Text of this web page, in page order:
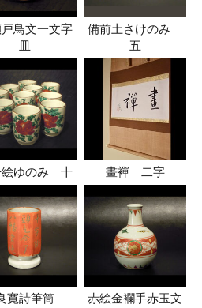
鳥文一文字
皿
備前土さけのみ
五
絵ゆのみ 十 畫襌 二字
寛詩筆筒
赤絵金襴手赤玉文